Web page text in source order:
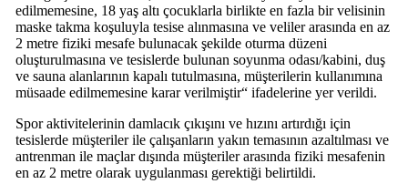
edilmemesine, 18 yaş altı çocuklarla birlikte en fazla bir velisinin
maske takma koşuluyla tesise alınmasına ve veliler arasında en az
2 metre fiziki mesafe bulunacak şekilde oturma düzeni
oluşturulmasına ve tesislerde bulunan soyunma odası/kabini, duş
ve sauna alanlarının kapalı tutulmasına, müşterilerin kullanımına
müsaade edilmemesine karar verilmiştir“ ifadelerine yer verildi.
Spor aktivitelerinin damlacık çıkışını ve hızını artırdığı için
tesislerde müşteriler ile çalışanların yakın temasının azaltılması ve
antrenman ile maçlar dışında müşteriler arasında fiziki mesafenin
en az 2 metre olarak uygulanması gerektiği belirtildi.